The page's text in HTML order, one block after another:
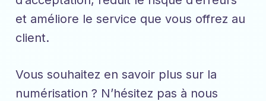
et améliore le service que vous offrez au
client.
Vous souhaitez en savoir plus sur la
numérisation ? N’hésitez pas à nous